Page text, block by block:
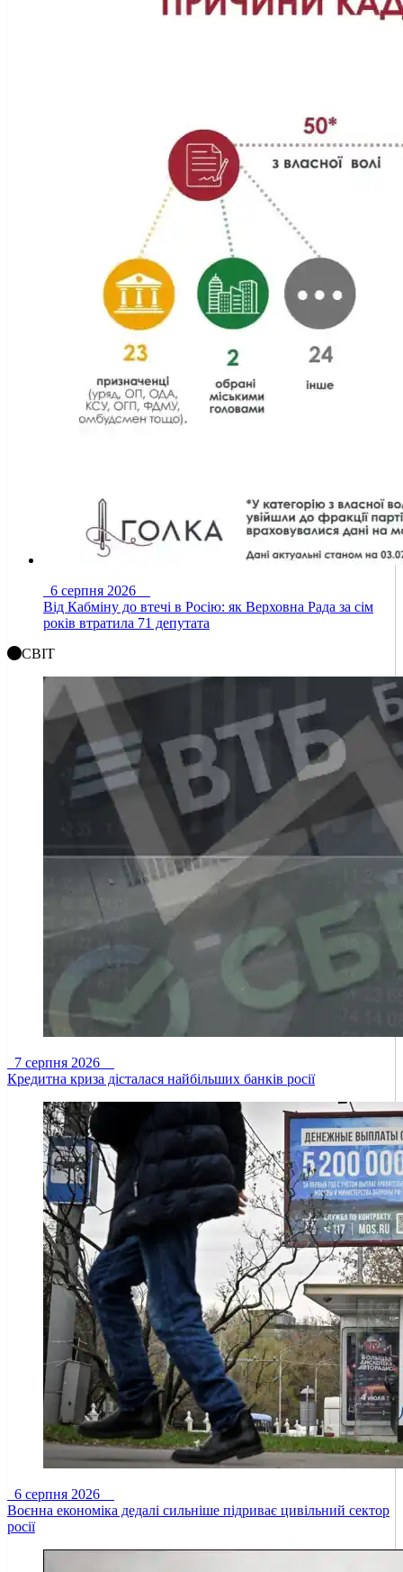
6 серпня 2026
Від Кабміну до втечі в Росію: як Верховна Рада за сім
років втратила 71 депутата
СВІТ
7 серпня 2026
Кредитна криза дісталася найбільших банків росії
6 серпня 2026
Воєнна економіка дедалі сильніше підриває цивільний сектор
росії